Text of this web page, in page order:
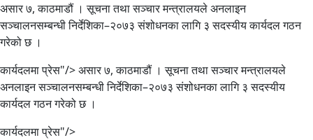
असार ७, काठमाडौं । सूचना तथा सञ्चार मन्त्रालयले अनलाइन
सञ्चालनसम्बन्धी निर्देशिका–२०७३ संशोधनका लागि ३ सदस्यीय कार्यदल गठन
गरेको छ ।
कार्यदलमा प्रेस"/>असार ७, काठमाडौं । सूचना तथा सञ्चार मन्त्रालयले
अनलाइन सञ्चालनसम्बन्धी निर्देशिका–२०७३ संशोधनका लागि ३ सदस्यीय
कार्यदल गठन गरेको छ ।
कार्यदलमा प्रेस"/>